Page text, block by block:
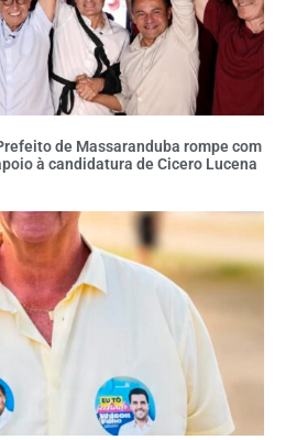
de Massaranduba rompe com
à candidatura de Cicero Lucena